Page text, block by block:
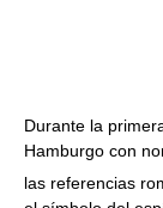
Durante la
Hamburgo con
las referencias